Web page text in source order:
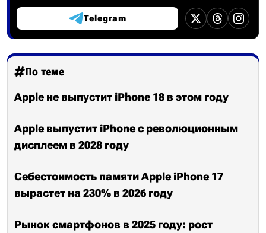
Telegram
По теме
Apple не выпустит iPhone 18 в этом году
Apple выпустит iPhone с революционным
дисплеем в 2028 году
Себестоимость памяти Apple iPhone 17
вырастет на 230% в 2026 году
Рынок смартфонов в 2025 году: рост